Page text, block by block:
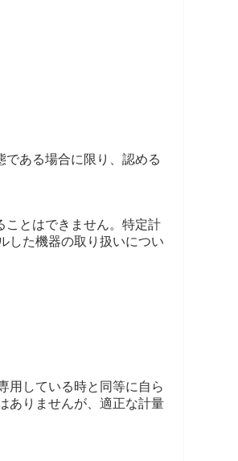
ある場合に限り、認める
ことはできません。特定計
した機器の取り扱いについ
用している時と同等に自ら
ありませんが、適正な計量